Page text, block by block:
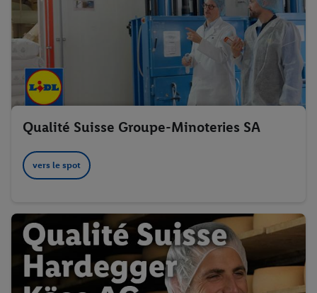
Qualité Suisse Groupe-Minoteries SA
vers le spot